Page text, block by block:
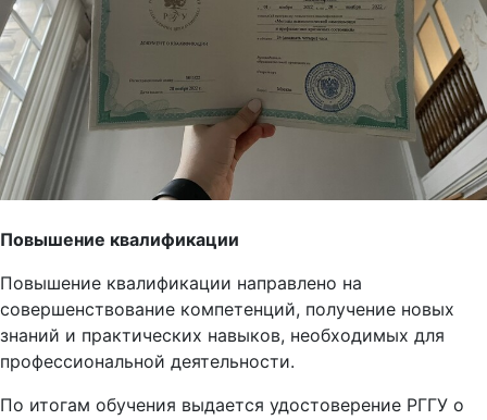
Повышение квалификации
Повышение квалификации направлено на
совершенствование компетенций, получение новых
знаний и практических навыков, необходимых для
профессиональной деятельности.
По итогам обучения выдается удостоверение РГГУ о